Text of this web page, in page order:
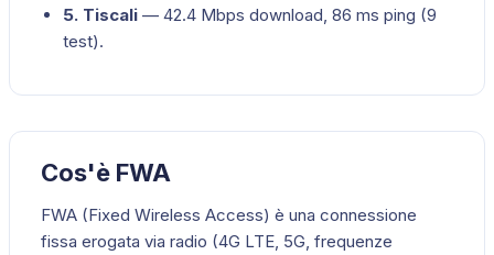
5. Tiscali — 42.4 Mbps download, 86 ms ping (9
test).
Cos'è FWA
FWA (Fixed Wireless Access) è una connessione
fissa erogata via radio (4G LTE, 5G, frequenze